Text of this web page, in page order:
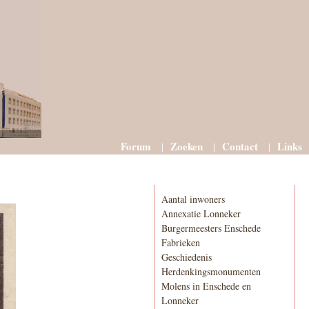
Forum Zoeken Contact Links
Aantal inwoners
Annexatie Lonneker
Burgermeesters Enschede
Fabrieken
Geschiedenis
Herdenkingsmonumenten
Molens in Enschede en
Lonneker